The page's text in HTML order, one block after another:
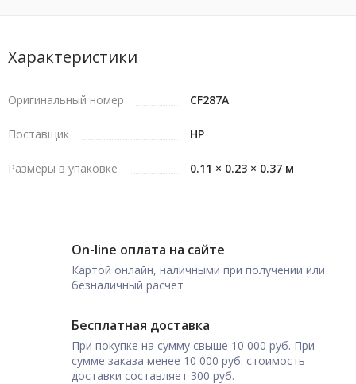
Характеристики
Оригинальный номер CF287A
Поставщик HP
Размеры в упаковке 0.11 × 0.23 × 0.37 м
On-line оплата на сайте
Картой онлайн, наличными при получении или
безналичный расчет
Бесплатная доставка
При покупке на сумму свыше 10 000 руб. При
сумме заказа менее 10 000 руб. стоимость
доставки составляет 300 руб.